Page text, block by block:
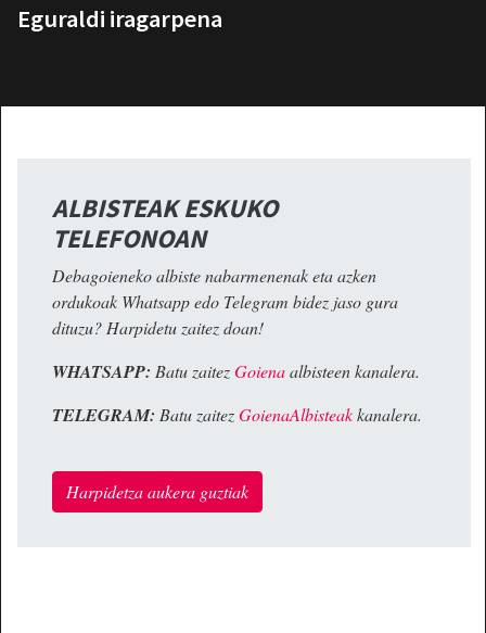
Eguraldi iragarpena
ALBISTEAK ESKUKO
TELEFONOAN
Debagoieneko albiste nabarmenenak eta azken
ordukoak Whatsapp edo Telegram bidez jaso gura
dituzu? Harpidetu zaitez doan!
WHATSAPP: Batu zaitezGoienaalbisteen kanalera.
TELEGRAM: Batu zaitezGoienaAlbisteakkanalera.
Harpidetza aukera guztiak